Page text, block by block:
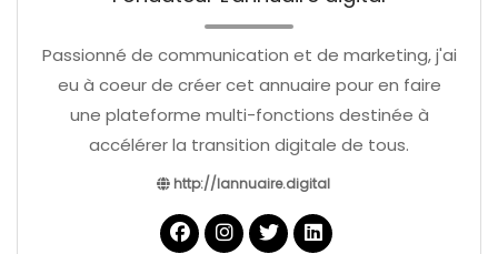
Passionné de communication et de marketing, j'ai
eu à coeur de créer cet annuaire pour en faire
une plateforme multi-fonctions destinée à
accélérer la transition digitale de tous.
http://lannuaire.digital